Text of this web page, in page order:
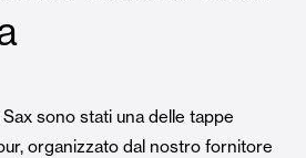
sono stati una delle tappe
organizzato dal nostro fornitore